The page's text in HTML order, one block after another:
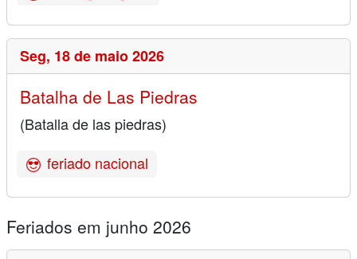
Seg, 18 de maio 2026
Batalha de Las Piedras
(Batalla de las piedras)
feriado nacional
Feriados em junho 2026